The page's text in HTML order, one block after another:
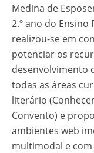
Medina de
2.º ano do
realizou-se em
potenciar os
desenvolvimento
todas as áreas
literário
Convento) e
ambientes web
multimodal e